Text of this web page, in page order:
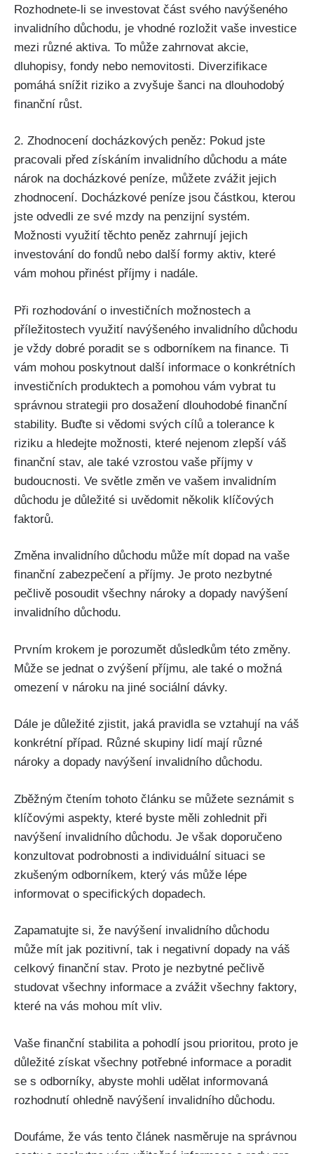
Rozhodnete-li se investovat část svého navýšeného
invalidního důchodu, je vhodné rozložit vaše investice
mezi různé aktiva. To může zahrnovat akcie,
dluhopisy, fondy nebo nemovitosti. Diverzifikace
pomáhá snížit riziko a zvyšuje šanci na dlouhodobý
finanční růst.
2. Zhodnocení docházkových peněz: Pokud jste
pracovali před získáním invalidního důchodu a máte
nárok na docházkové peníze, můžete zvážit jejich
zhodnocení. Docházkové peníze jsou částkou, kterou
jste odvedli ze své mzdy na penzijní systém.
Možnosti využití těchto peněz zahrnují jejich
investování do fondů nebo další formy aktiv, které
vám mohou přinést příjmy i nadále.
Při rozhodování o investičních možnostech a
příležitostech využití navýšeného invalidního důchodu
je vždy dobré poradit se s odborníkem na finance. Ti
vám mohou poskytnout další informace o konkrétních
investičních produktech a pomohou vám vybrat tu
správnou strategii pro dosažení dlouhodobé finanční
stability. Buďte si vědomi svých cílů a tolerance k
riziku a hledejte možnosti, které nejenom zlepší váš
finanční stav, ale také vzrostou vaše příjmy v
budoucnosti. Ve světle změn ve vašem invalidním
důchodu je důležité si uvědomit několik klíčových
faktorů.
Změna invalidního důchodu může mít dopad na vaše
finanční zabezpečení a příjmy. Je proto nezbytné
pečlivě posoudit všechny nároky a dopady navýšení
invalidního důchodu.
Prvním krokem je porozumět důsledkům této změny.
Může se jednat o zvýšení příjmu, ale také o možná
omezení v nároku na jiné sociální dávky.
Dále je důležité zjistit, jaká pravidla se vztahují na váš
konkrétní případ. Různé skupiny lidí mají různé
nároky a dopady navýšení invalidního důchodu.
Zběžným čtením tohoto článku se můžete seznámit s
klíčovými aspekty, které byste měli zohlednit při
navýšení invalidního důchodu. Je však doporučeno
konzultovat podrobnosti a individuální situaci se
zkušeným odborníkem, který vás může lépe
informovat o specifických dopadech.
Zapamatujte si, že navýšení invalidního důchodu
může mít jak pozitivní, tak i negativní dopady na váš
celkový finanční stav. Proto je nezbytné pečlivě
studovat všechny informace a zvážit všechny faktory,
které na vás mohou mít vliv.
Vaše finanční stabilita a pohodlí jsou prioritou, proto je
důležité získat všechny potřebné informace a poradit
se s odborníky, abyste mohli udělat informovaná
rozhodnutí ohledně navýšení invalidního důchodu.
Doufáme, že vás tento článek nasměruje na správnou